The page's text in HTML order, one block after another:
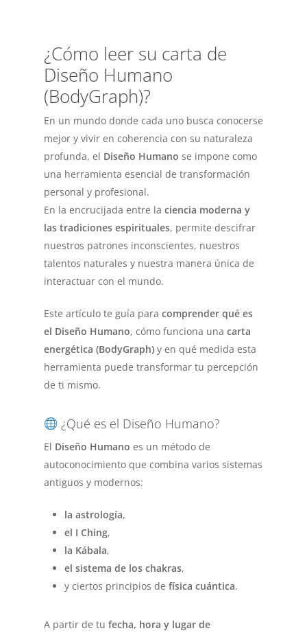
¿Cómo leer su carta de
Diseño Humano
(BodyGraph)?
En un mundo donde cada uno busca conocerse
mejor y vivir en coherencia con su naturaleza
profunda, el Diseño Humano se impone como
una herramienta esencial de transformación
personal y profesional.
En la encrucijada entre la ciencia moderna y
las tradiciones espirituales, permite descifrar
nuestros patrones inconscientes, nuestros
talentos naturales y nuestra manera única de
interactuar con el mundo.
Este artículo te guía para comprender qué es
el Diseño Humano, cómo funciona una carta
energética (BodyGraph) y en qué medida esta
herramienta puede transformar tu percepción
de ti mismo.
¿Qué es el Diseño Humano?
El Diseño Humano es un método de
autoconocimiento que combina varios sistemas
antiguos y modernos:
la astrología,
el I Ching,
la Kábala,
el sistema de los chakras,
y ciertos principios de física cuántica.
A partir de tu fecha, hora y lugar de